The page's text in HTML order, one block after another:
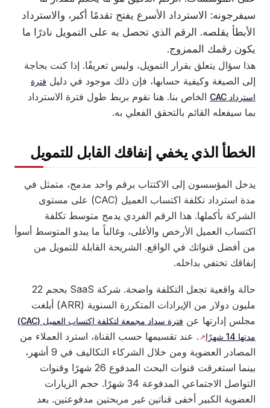
سيفرجونه: الاسترداد الأسرع يفتح تقدمًا أكبر، والاسترداد
الأبطأ يقلصه. الرقم الذي تحصل به على التمويل نادرًا ما
يكون رقمك الممزوج.
هذا سؤال يتعلق بقرار التمويل، وليس تعريفًا. إذا كنت بحاجة
إلى الصيغة وكيفية حسابها، فإن ذلك موجود في دليل فترة
استرداد CAC
الخاص بنا. هنا نقوم بربط طول فترة الاسترداد
بما سيفعله القائم بالتحقق الفعلي به.
الخطأ الذي يخفي إنفاقك القابل للتمويل
يدخل المؤسسون إلى الاكتتاب برقم واحد مدمج، متمثل في
مدة استرداد تكلفة اكتساب العميل (CAC) على مستوى
الشركة بأكملها. هذا الرقم الفردي يدمج متوسط تكلفة
اكتساب العميل الأرخص والأغلى، وغالباً ما يبدو المتوسط أسوأ
من أفضل قنواتك في الواقع. الشريحة القابلة للتمويل من
إنفاقك تختفي بداخله.
حالة واقعية تجعل التكلفة واضحة. شركة SaaS بحجم 22
مليون دولار من الإيرادات المتكررة السنوية (ARR) أبلغت
مجلس إدارتها عن
فترة سداد مجمعة لتكلفة اكتساب العميل (CAC)
مدتها 14 شهرًا
. عند تقسيمها حسب القناة، استرد العملاء من
المصادر العضوية ومن خلال الشركاء التكاليف في 9 أشهر،
بينما استغرقت قنوات البحث المدفوع 26 شهرًا وقنوات
التواصل الاجتماعي المدفوعة 34 شهرًا. حجم الزيارات
العضوية الكبير أخفى قناتين غير مربحتين مدفوعتين. بعد